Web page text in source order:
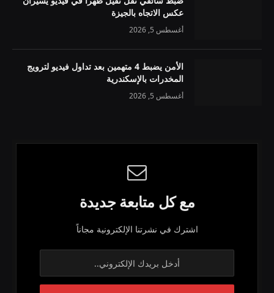
عكس الاتجاه بالجيزة
أغسطس 5, 2026
الأمن يضبط 4 متهمين بعد تداول فيديو لترويج
المخدرات بالإسكندرية
أغسطس 5, 2026
مع كل متابعة جديدة
اشترك في نشرتنا الإلكترونية مجاناً